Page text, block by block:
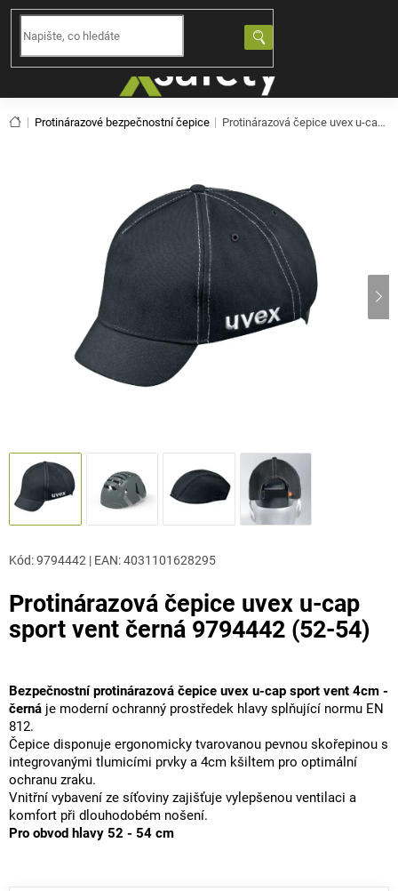
Přejít
obsah
Domů
Protinárazové bezpečnostní čepice Protinárazová čepice uvex u-cap sport vent černá 9794442 (52-54)
Protinárazová čepice uvex u-cap
sport vent černá 9794442 (52-54)
Kód:9794442 | EAN:4031101628295
Bezpečnostní protinárazová čepice uvex u-cap sport vent 4cm -
černá je moderní ochranný prostředek hlavy splňující normu EN
812.
Čepice disponuje ergonomicky tvarovanou pevnou skořepinou s
integrovanými tlumicími prvky a 4cm kšiltem pro optimální
ochranu zraku.
Vnitřní vybavení ze síťoviny zajišťuje vylepšenou ventilaci a
komfort při dlouhodobém nošení.
Pro obvod hlavy 52 - 54 cm